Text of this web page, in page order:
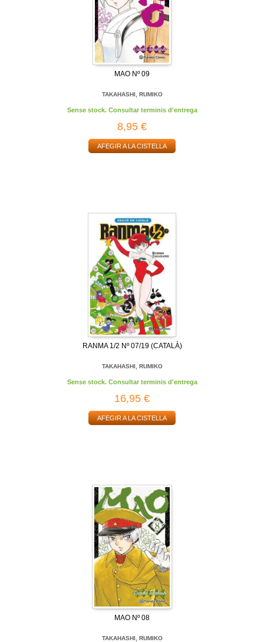
MAO Nº 09
TAKAHASHI, RUMIKO
Sense stock. Consultar terminis d'entrega
8,95 €
AFEGIR A LA CISTELLA
RANMA 1/2 Nº 07/19 (CATALÀ)
TAKAHASHI, RUMIKO
Sense stock. Consultar terminis d'entrega
16,95 €
AFEGIR A LA CISTELLA
MAO Nº 08
TAKAHASHI, RUMIKO